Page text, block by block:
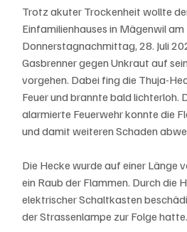
Trotz akuter Trockenheit wollte
Einfamilienhauses in Mägenwil am
Donnerstagnachmittag, 28. Juli
Gasbrenner gegen Unkraut auf
vorgehen. Dabei fing die Thuja-
Feuer und brannte bald lichterloh.
alarmierte Feuerwehr konnte die
und damit weiteren Schaden
Die Hecke wurde auf einer Länge
ein Raub der Flammen. Durch die
elektrischer Schaltkasten
der Strassenlampe zur Folge hatte.